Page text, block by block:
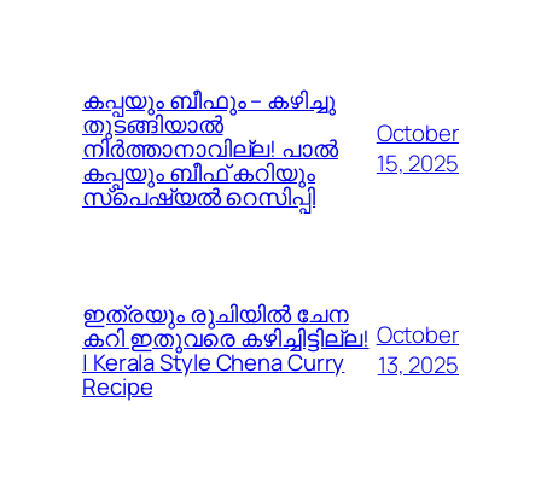
കപ്പയും ബീഫും – കഴിച്ചു
തുടങ്ങിയാൽ
നിർത്താനാവില്ല! പാൽ
കപ്പയും ബീഫ് കറിയും
സ്പെഷ്യൽ റെസിപ്പി
October
15, 2025
ഇത്രയും രുചിയിൽ ചേന
കറി ഇതുവരെ കഴിച്ചിട്ടില്ല!
| Kerala Style Chena Curry
Recipe
October
13, 2025